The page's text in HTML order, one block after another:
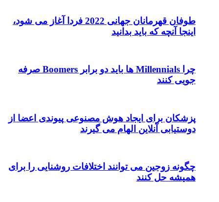
طوفان قهرمانان جهانی 2022 فردا آغاز می شود،
اینجا آنچه که باید بدانید
چرا Millennials ها باید دو برابر Boomers صرفه
جویی کنند
پزشکان برای ایجاد هوش مصنوعی پیوندی اعضا از
دوستیابی آنلاین الهام می گیرند
چگونه زوجین می توانند اختلافات روشنایی را برای
همیشه حل کنند